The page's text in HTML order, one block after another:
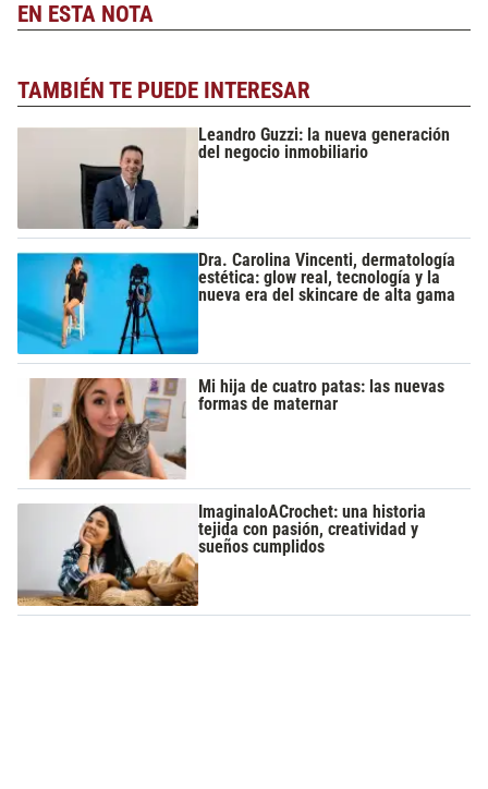
EN ESTA NOTA
TAMBIÉN TE PUEDE INTERESAR
Leandro Guzzi: la nueva generación
del negocio inmobiliario
Dra. Carolina Vincenti, dermatología
estética: glow real, tecnología y la
nueva era del skincare de alta gama
Mi hija de cuatro patas: las nuevas
formas de maternar
ImaginaloACrochet: una historia
tejida con pasión, creatividad y
sueños cumplidos